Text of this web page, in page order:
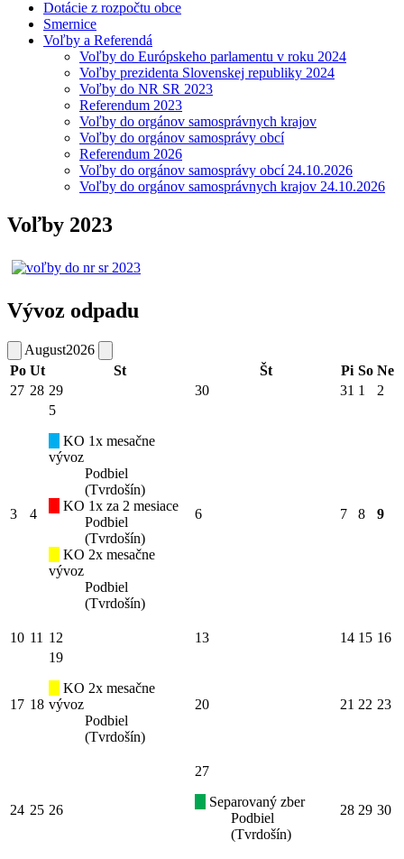
Dotácie z rozpočtu obce
Smernice
Voľby a Referendá
Voľby do Európskeho parlamentu v roku 2024
Voľby prezidenta Slovenskej republiky 2024
Voľby do NR SR 2023
Referendum 2023
Voľby do orgánov samosprávnych krajov
Voľby do orgánov samosprávy obcí
Referendum 2026
Voľby do orgánov samosprávy obcí 24.10.2026
Voľby do orgánov samosprávnych krajov 24.10.2026
Voľby 2023
Vývoz odpadu
August2026
Po Ut St Št Pi So Ne
27 28 29 30 31 1 2
3 4
5
KO 1x mesačne
vývoz
Podbiel
(Tvrdošín)
KO 1x za 2 mesiace
Podbiel
(Tvrdošín)
KO 2x mesačne
vývoz
Podbiel
(Tvrdošín)
6 7 8 9
10 11 12 13 14 15 16
17 18
19
KO 2x mesačne
vývoz
Podbiel
(Tvrdošín)
20 21 22 23
24 25 26
27
Separovaný zber
Podbiel
(Tvrdošín)
28 29 30